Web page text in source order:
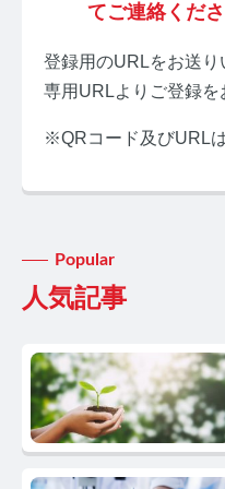
みんなのホルモン研究所 TOP
メディアコンセプト
AGAコラム TOP
テストステロンコラム
コルチゾール
てご連絡くださ
登録用のURLをお送り
専用URLよりご登録を
※QRコード及びURL
人気記事
Popular